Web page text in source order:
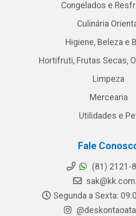
Congelados e
Culinária
Higiene, Beleza e
Hortifruti, Frutas Secas,
Limpeza
Mercearia
Utilidades e
Fale
(81) 2121-
Segunda a Sexta: